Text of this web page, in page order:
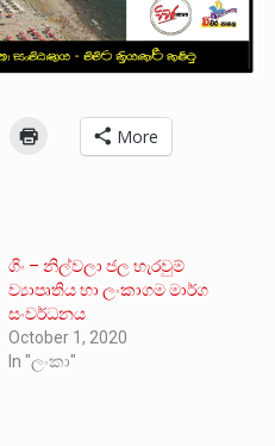
More
ගිං – නිල්වලා ජල හැරවුම්
ව්‍යාපෘතිය හා ලංකාගම මාර්ග
සංවර්ධනය
October 1, 2020
In "ලංකා"